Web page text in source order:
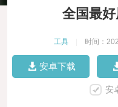
全国最
工具 时间：
安卓下载
安